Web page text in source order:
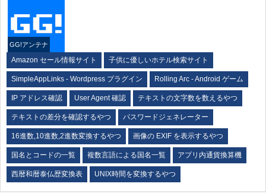
GG!アンテナ
Amazon セール情報サイト 子供に優しいホテル検索サイト
SimpleAppLinks - Wordpress プラグイン Rolling Arc - Android ゲーム
IP アドレス確認 User Agent 確認 テキストの文字数を数えるやつ
テキストの差分を確認するやつ パスワードジェネレーター
16進数,10進数,2進数変換するやつ 画像の EXIF を表示するやつ
国名とコードの一覧 複数言語による国名一覧 アプリ内通貨換算機
西暦和暦泰仏歴変換表 UNIX時間を変換するやつ